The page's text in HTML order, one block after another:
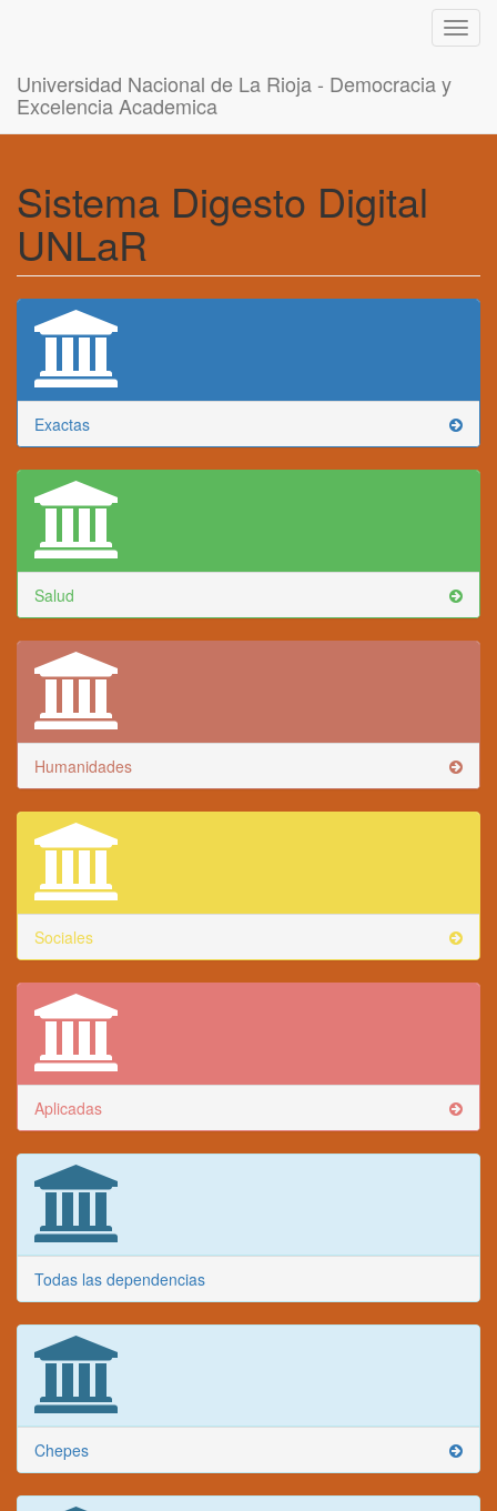
Universidad Nacional de La Rioja - Democracia y
Excelencia Academica
Sistema Digesto Digital
UNLaR
Exactas
Salud
Humanidades
Sociales
Aplicadas
Todas las dependencias
Chepes